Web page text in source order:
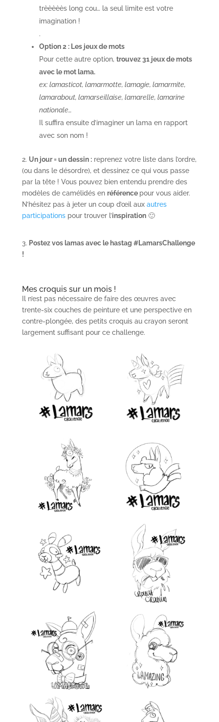
trèèèèès long cou… la seul limite est votre
imagination !
.
Option 2 : Les jeux de mots
Pour cette autre option, trouvez 31 jeux de mots
avec le mot lama.
ex: lamasticot, lamarmotte, lamagie, lamarmite,
lamarabout, lamarseillaise, lamarelle, lamarine
nationale…
Il suffira ensuite d’imaginer un lama en rapport
avec son nom !
2. Un jour = un dessin :reprenez votre liste dans l’ordre,
(ou dans le désordre), et dessinez ce qui vous passe
par la tête ! Vous pouvez bien entendu prendre des
modèles de camélidés en référence pour vous aider.
N’hésitez pas à jeter un coup d’œil aux autres
participationspour trouver l’inspiration🙂
3. Postez vos lamas avec le hastag #LamarsChallenge
!
Mes croquis sur un mois !
Il n’est pas nécessaire de faire des œuvres avec
trente-six couches de peinture et une perspective en
contre-plongée, des petits croquis au crayon seront
largement suffisant pour ce challenge.